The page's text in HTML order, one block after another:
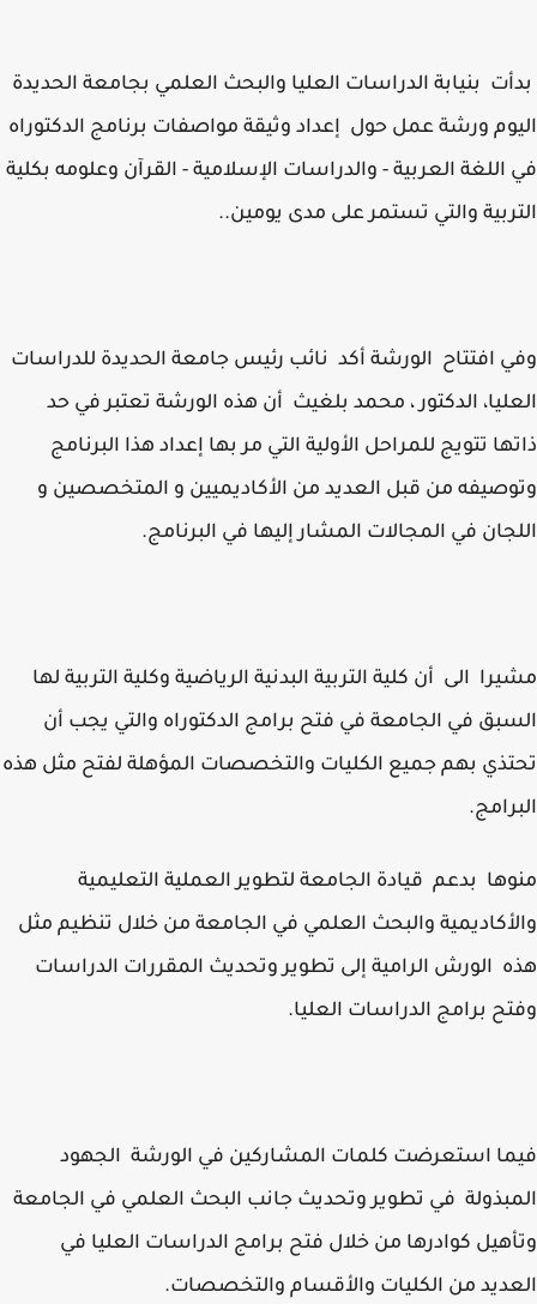
بنيابة الدراسات العليا والبحث العلمي بجامعة الحديدة
ورشة عمل حول إعداد وثيقة مواصفات برنامج الدكتوراه
العربية - والدراسات الإسلامية - القرآن وعلومه بكلية
والتي تستمر على مدى يومين..
افتتاح الورشة أكد نائب رئيس جامعة الحديدة للدراسات
الدكتور ، محمد بلغيث أن هذه الورشة تعتبر في حد
تتويج للمراحل الأولية التي مر بها إعداد هذا البرنامج
من قبل العديد من الأكاديميين و المتخصصين و
في المجالات المشار إليها في البرنامج.
الى أن كلية التربية البدنية الرياضية وكلية التربية لها
في الجامعة في فتح برامج الدكتوراه والتي يجب أن
بهم جميع الكليات والتخصصات المؤهلة لفتح مثل هذه
بدعم قيادة الجامعة لتطوير العملية التعليمية
والبحث العلمي في الجامعة من خلال تنظيم مثل
الورش الرامية إلى تطوير وتحديث المقررات الدراسات
برامج الدراسات العليا.
استعرضت كلمات المشاركين في الورشة الجهود
في تطوير وتحديث جانب البحث العلمي في الجامعة
كوادرها من خلال فتح برامج الدراسات العليا في
من الكليات والأقسام والتخصصات.